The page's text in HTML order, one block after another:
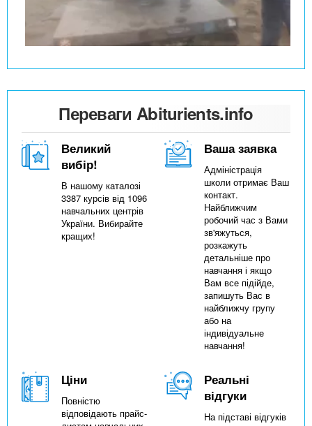
Переваги Abiturients.info
Великий
вибір!
В нашому каталозі
3387 курсів від 1096
навчальних центрів
України. Вибирайте
кращих!
Ваша заявка
Адміністрація
школи отримає Ваш
контакт.
Найближчим
робочий час з Вами
зв'яжуться,
розкажуть
детальніше про
навчання і якщо
Вам все підійде,
запишуть Вас в
найближчу групу
або на
індивідуальне
навчання!
Ціни
Повністю
відповідають прайс-
Реальні
відгуки
На підставі відгуків